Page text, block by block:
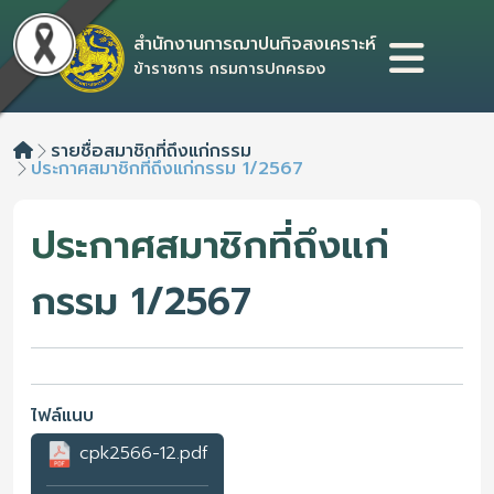
สำนักงานการฌาปนกิจสงเคราะห์
ข้าราชการ กรมการปกครอง
Home
รายชื่อสมาชิกที่ถึงแก่กรรม
ประกาศสมาชิกที่ถึงแก่กรรม 1/2567
ประกาศสมาชิกที่ถึงแก่
กรรม 1/2567
ไฟล์แนบ
cpk2566-12.pdf